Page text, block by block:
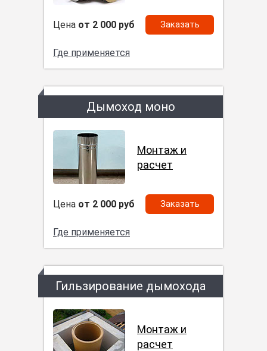
Цена от 2 000 руб Заказать
Где применяется
Дымоход моно
Монтаж и
расчет
Цена от 2 000 руб Заказать
Где применяется
Гильзирование дымохода
Монтаж и
расчет